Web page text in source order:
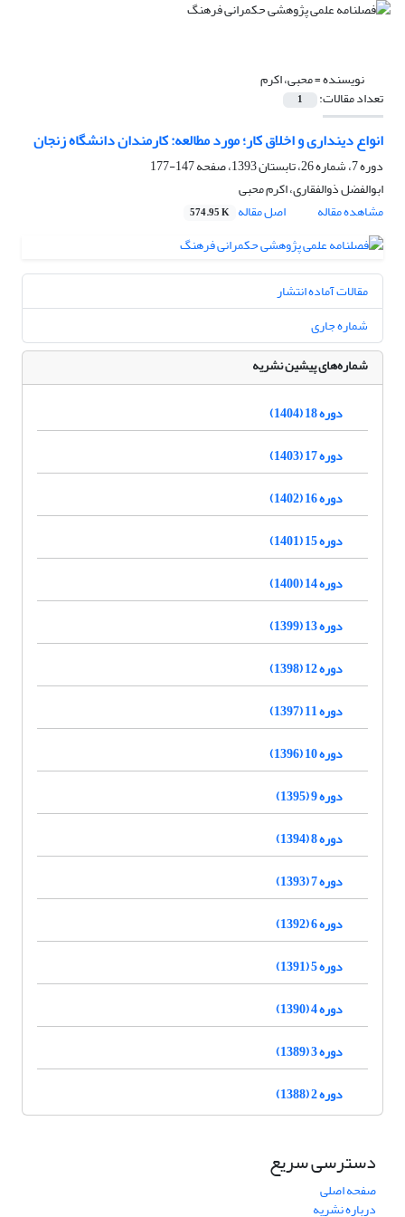
نویسنده =محبی، اکرم
تعداد مقالات: 1
انواع دینداری و اخلاق کار؛ مورد مطالعه: کارمندان دانشگاه زنجان
دوره 7، شماره 26، تابستان 1393، صفحه
147-177
ابوالفضل ذوالفقاری، اکرم محبی
مشاهده مقاله
اصل مقاله 574.95 K
مقالات آماده انتشار
شماره جاری
شماره‌های پیشین نشریه
دوره 18 (1404)
دوره 17 (1403)
دوره 16 (1402)
دوره 15 (1401)
دوره 14 (1400)
دوره 13 (1399)
دوره 12 (1398)
دوره 11 (1397)
دوره 10 (1396)
دوره 9 (1395)
دوره 8 (1394)
دوره 7 (1393)
دوره 6 (1392)
دوره 5 (1391)
دوره 4 (1390)
دوره 3 (1389)
دوره 2 (1388)
دسترسی سریع
صفحه اصلی
درباره نشریه